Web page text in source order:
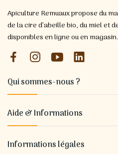
Apiculture Remuaux propose du
de la cire d’abeille bio, du miel et
disponibles en ligne ou en magasin.
Qui sommes-nous ?
Aide & Informations
Informations légales